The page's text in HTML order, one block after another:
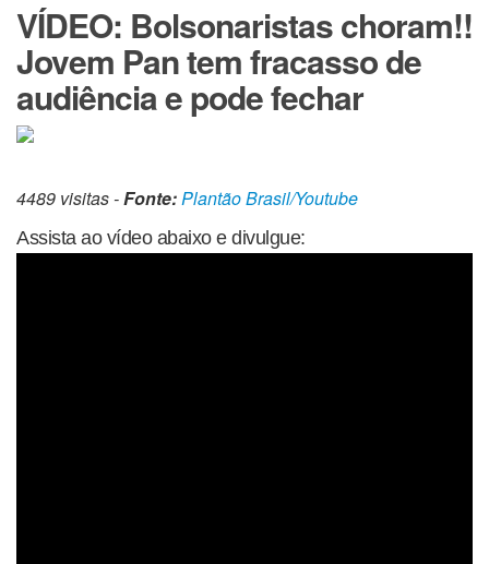
VÍDEO: Bolsonaristas choram!!
Jovem Pan tem fracasso de
audiência e pode fechar
4489 visitas -Fonte:Plantão Brasil/Youtube
Assista ao vídeo abaixo e divulgue: